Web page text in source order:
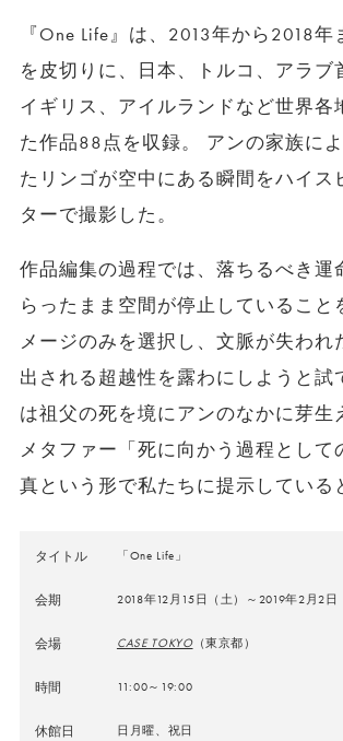
『One Life』は、2013年から2018
を皮切りに、日本、トルコ、アラブ
イギリス、アイルランドなど世界各
た作品88点を収録。 アンの家族に
たリンゴが空中にある瞬間をハイス
ターで撮影した。
作品編集の過程では、落ちるべき運
らったまま空間が停止していること
メージのみを選択し、文脈が失われ
出される超越性を露わにしようと試
は祖父の死を境にアンのなかに芽生
メタファー「死に向かう過程として
真という形で私たちに提示している
タイトル 「One Life」
会期 2018年12月15日（土）～2019年2月2日
会場 CASE TOKYO（東京都）
時間 11:00～19:00
休館日 日月曜、祝日